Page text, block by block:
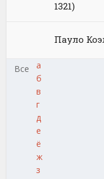
1321)
Пауло
Все
а
б
в
г
д
е
ё
ж
з